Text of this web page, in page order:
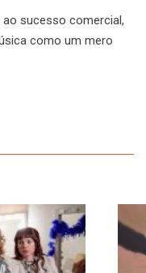
sucesso comercial,
como um mero